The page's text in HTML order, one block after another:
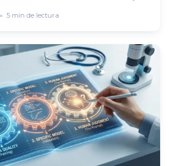
5 min de lectura